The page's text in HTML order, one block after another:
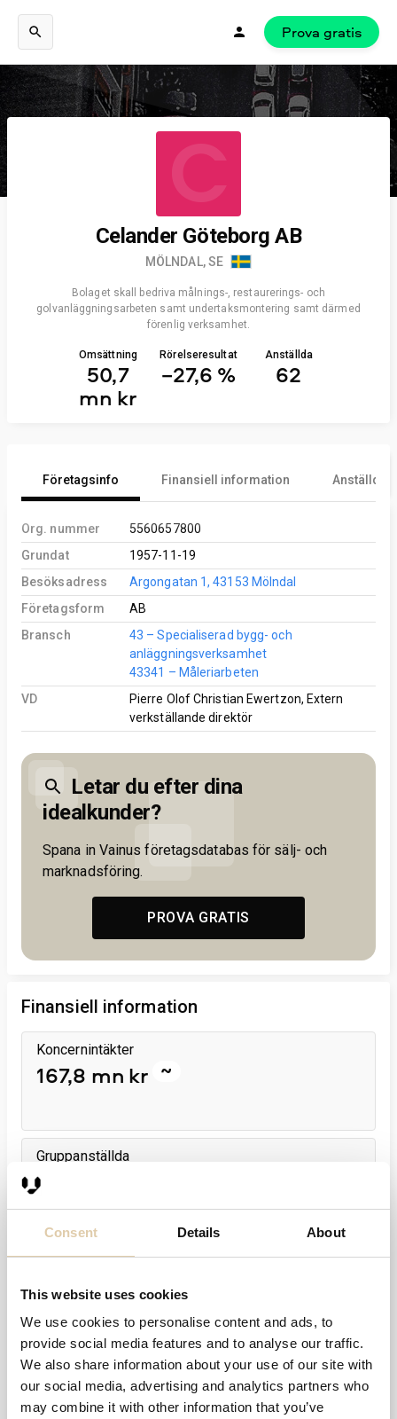
Consent Details About
This website uses cookies
We use cookies to personalise content and ads, to
provide social media features and to analyse our traffic.
We also share information about your use of our site with
our social media, advertising and analytics partners who
may combine it with other information that you’ve
Prova gratis
C
Celander Göteborg AB
MÖLNDAL, SE
Bolaget skall bedriva målnings-, restaurerings- och
golvanläggningsarbeten samt undertaksmontering samt därmed
förenlig verksamhet.
Omsättning
50,7
mn kr
Rörelseresultat
−27,6 %
Anställda
62
Företagsinfo Finansiell information Anställd
Org. nummer
5560657800
Grundat
1957-11-19
Besöksadress
Argongatan 1, 43153 Mölndal
Företagsform
AB
Bransch
43 – Specialiserad bygg- och
anläggningsverksamhet
43341 – Måleriarbeten
VD
Pierre Olof Christian Ewertzon, Extern
verkställande direktör
Letar du efter dina
idealkunder?
Spana in Vainus företagsdatabas för sälj- och
marknadsföring.
PROVA GRATIS
Finansiell information
Koncernintäkter
167,8 mn kr ~
Gruppanställda
184
Omsättning
50,7 mn kr
2021 2022 2023 2024
70,0
mn
140